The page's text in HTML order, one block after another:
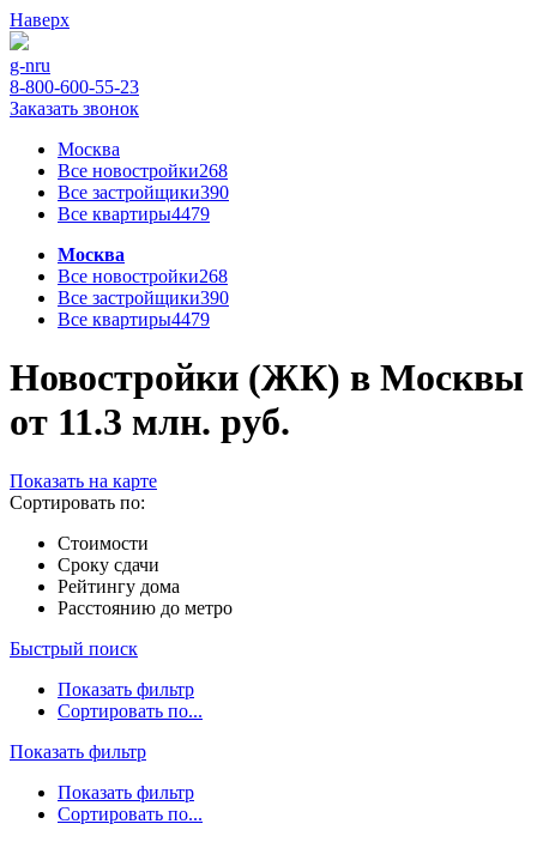
Наверх
g-nru
8-800-600-55-23
Заказать звонок
Москва
Все новостройки268
Все застройщики390
Все квартиры4479
Москва
Все новостройки268
Все застройщики390
Все квартиры4479
Новостройки (ЖК) в Москвы
от 11.3 млн. руб.
Показать на карте
Сортировать по:
Стоимости
Сроку сдачи
Рейтингу дома
Расстоянию до метро
Быстрый поиск
Показать фильтр
Сортировать по...
Показать фильтр
Показать фильтр
Сортировать по...